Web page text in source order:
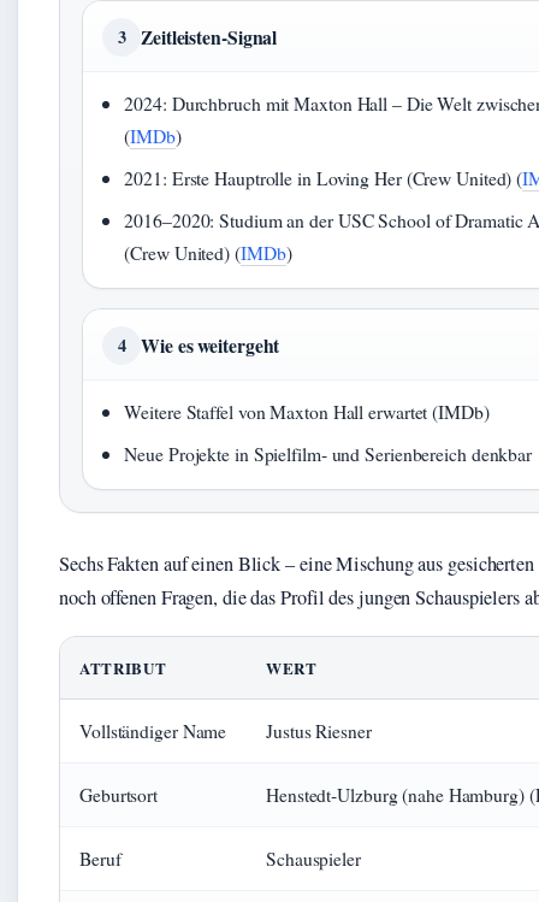
3 Zeitleisten‑Signal
2024: Durchbruch mit Maxton Hall – Die Welt
(IMDb)
2021: Erste Hauptrolle in Loving Her (Crew United) (
2016–2020: Studium an der USC School of Dramatic
(Crew United) (IMDb)
4 Wie es weitergeht
Weitere Staffel von Maxton Hall erwartet (IMDb)
Neue Projekte in Spielfilm‑ und Serienbereich denkbar
Sechs Fakten auf einen Blick – eine Mischung aus
noch offenen Fragen, die das Profil des jungen Schauspielers
ATTRIBUT WERT
Vollständiger Name Justus Riesner
Geburtsort Henstedt‑Ulzburg (nahe Hamburg)
Beruf Schauspieler